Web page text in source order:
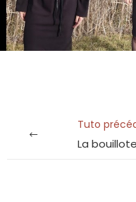
Tuto
La